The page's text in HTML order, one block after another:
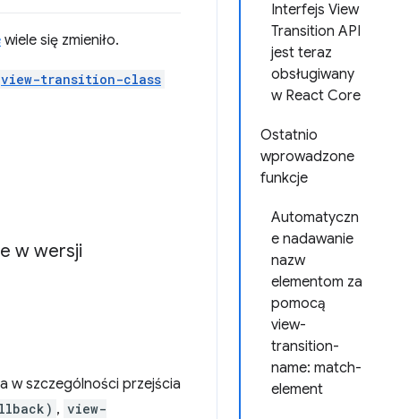
Interfejs View
Transition API
jest teraz
obsługiwany
w React Core
Ostatnio
wprowadzone
funkcje
Automatyczn
e nadawanie
nazw
elementom za
pomocą
view-
transition-
name: match-
element
wiele się zmieniło.
view-transition-class
w wersji
w szczególności przejścia
, view-